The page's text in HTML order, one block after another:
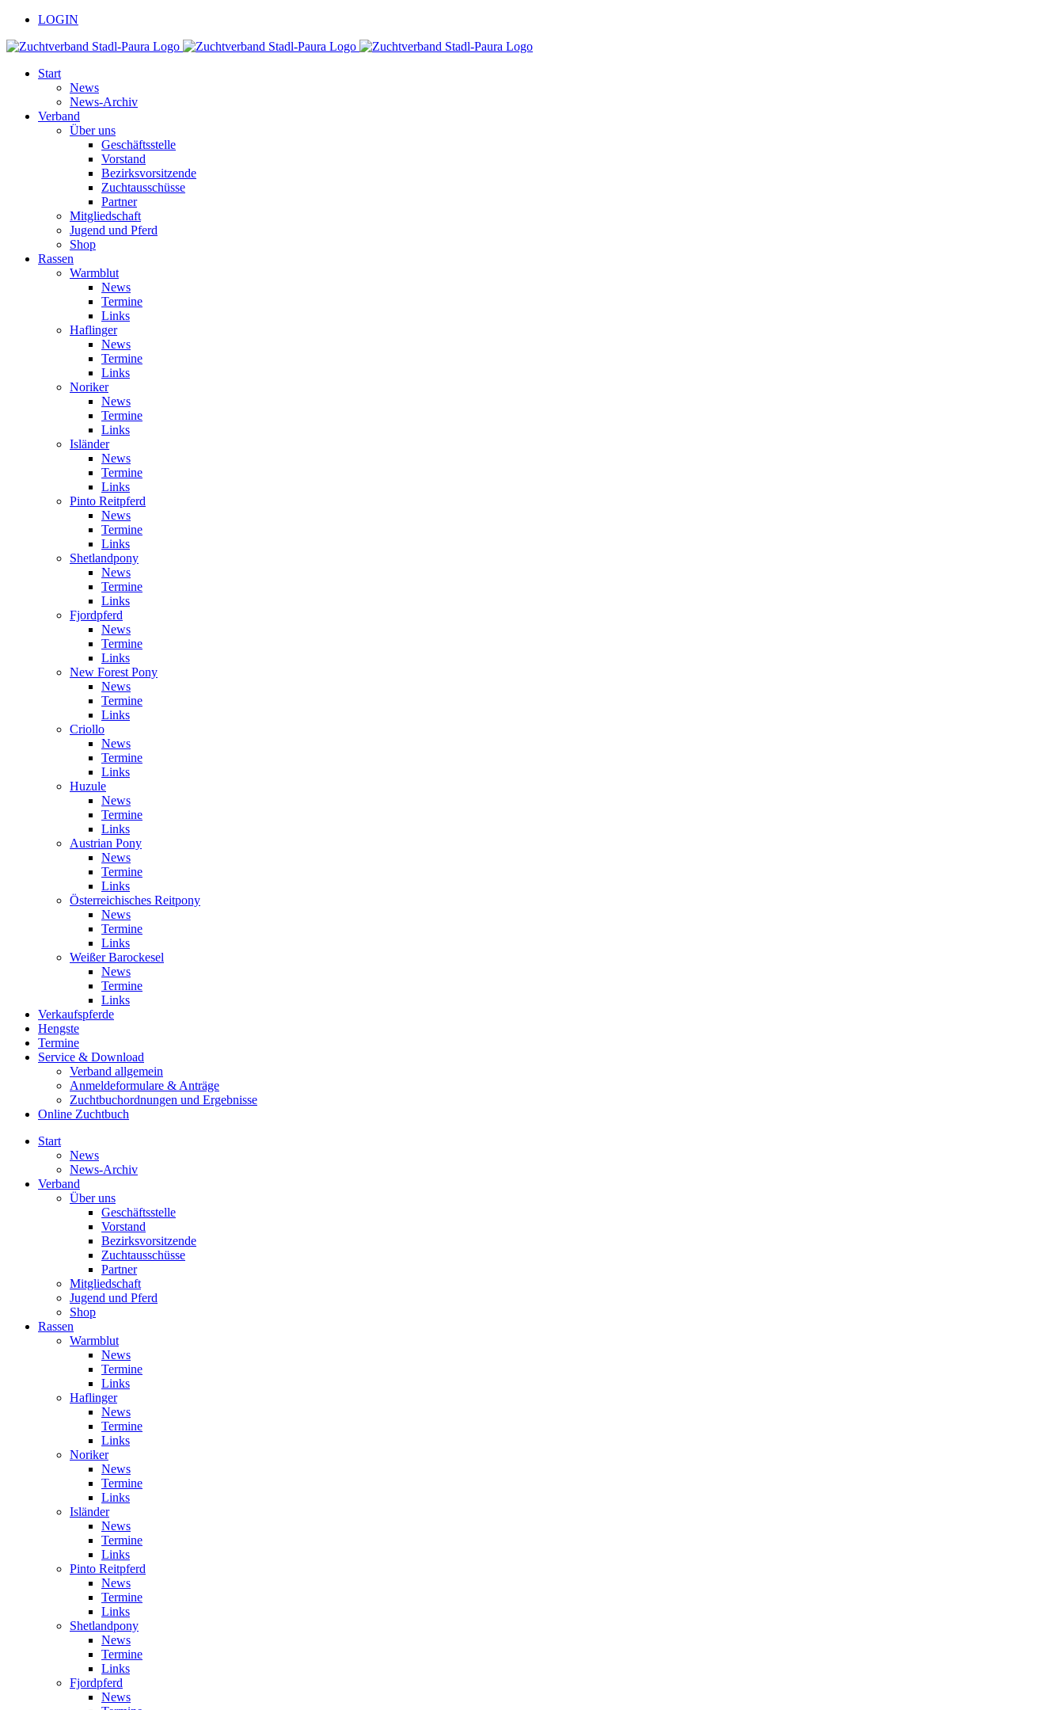
Zum
springen
facebook
youtubeLOGIN
Start
News
News-Archiv
Verband
Über uns
Geschäftsstelle
Vorstand
Bezirksvorsitzende
Zuchtausschüsse
Partner
Mitgliedschaft
Jugend und Pferd
Shop
Rassen
Warmblut
News
Termine
Links
Haflinger
News
Termine
Links
Noriker
News
Termine
Links
Isländer
News
Termine
Links
Pinto Reitpferd
News
Termine
Links
Shetlandpony
News
Termine
Links
Fjordpferd
News
Termine
Links
New Forest Pony
News
Termine
Links
Criollo
News
Termine
Links
Huzule
News
Termine
Links
Austrian Pony
News
Termine
Links
Österreichisches Reitpony
News
Termine
Links
Weißer Barockesel
News
Termine
Links
Verkaufspferde
Hengste
Termine
Service & Download
Verband allgemein
Anmeldeformulare & Anträge
Zuchtbuchordnungen und Ergebnisse
Online Zuchtbuch
Start
News
News-Archiv
Verband
Über uns
Geschäftsstelle
Vorstand
Bezirksvorsitzende
Zuchtausschüsse
Partner
Mitgliedschaft
Jugend und Pferd
Shop
Rassen
Warmblut
News
Termine
Links
Haflinger
News
Termine
Links
Noriker
News
Termine
Links
Isländer
News
Termine
Links
Pinto Reitpferd
News
Termine
Links
Shetlandpony
News
Termine
Links
Fjordpferd
News